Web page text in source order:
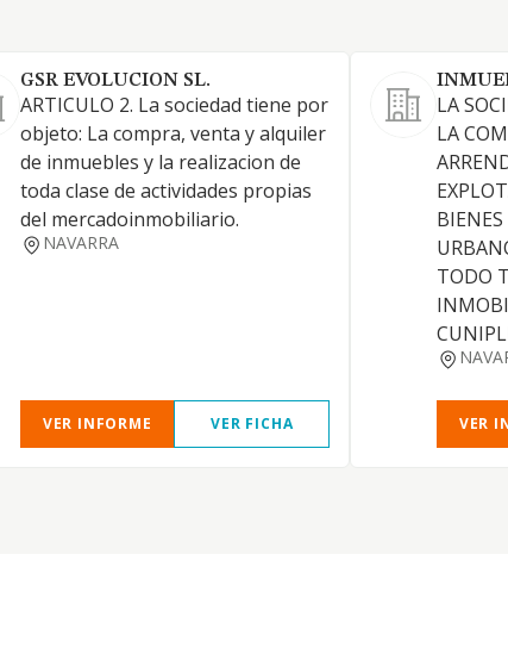
GSR EVOLUCION SL.
ARTICULO 2. La sociedad tiene por
objeto: La compra, venta y alquiler
de inmuebles y la realizacion de
toda clase de actividades propias
del mercadoinmobiliario.
NAVARRA
VER INFORME VER FICHA
LA
LA
TODO
VER